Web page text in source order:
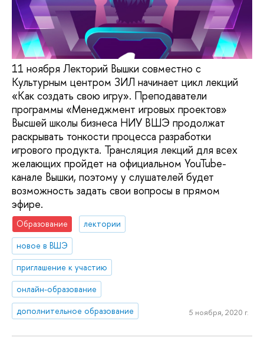
11 ноября Лекторий Вышки совместно с
Культурным центром ЗИЛ начинает цикл лекций
«Как создать свою игру». Преподаватели
программы «Менеджмент игровых проектов»
Высшей школы бизнеса НИУ ВШЭ продолжат
раскрывать тонкости процесса разработки
игрового продукта. Трансляция лекций для всех
желающих пройдет на официальном YouTube-
канале Вышки, поэтому у слушателей будет
возможность задать свои вопросы в прямом
эфире.
Образование
лектории
новое в ВШЭ
приглашение к участию
онлайн-образование
дополнительное образование
5 ноября, 2020 г.